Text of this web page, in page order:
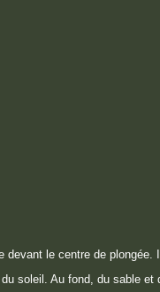
devant le centre de
soleil. Au fond, du sable et